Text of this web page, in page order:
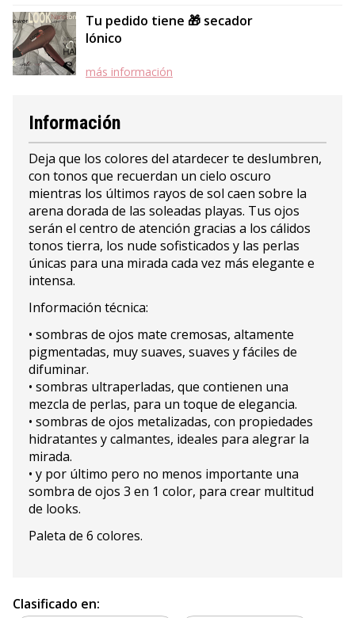
Tu pedido tiene 🎁 secador
Iónico
más información
Información
Deja que los colores del atardecer te deslumbren,
con tonos que recuerdan un cielo oscuro
mientras los últimos rayos de sol caen sobre la
arena dorada de las soleadas playas. Tus ojos
serán el centro de atención gracias a los cálidos
tonos tierra, los nude sofisticados y las perlas
únicas para una mirada cada vez más elegante e
intensa.
Información técnica:
• sombras de ojos mate cremosas, altamente
pigmentadas, muy suaves, suaves y fáciles de
difuminar.
• sombras ultraperladas, que contienen una
mezcla de perlas, para un toque de elegancia.
• sombras de ojos metalizadas, con propiedades
hidratantes y calmantes, ideales para alegrar la
mirada.
• y por último pero no menos importante una
sombra de ojos 3 en 1 color, para crear multitud
de looks.
Paleta de 6 colores.
Clasificado en: